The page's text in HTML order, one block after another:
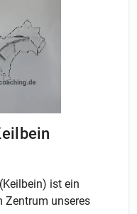
ist ein
Zentrum unseres